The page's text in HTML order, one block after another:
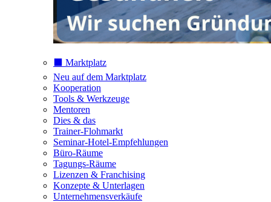
⬛️ Marktplatz
Neu auf dem Marktplatz
Kooperation
Tools & Werkzeuge
Mentoren
Dies & das
Trainer-Flohmarkt
Seminar-Hotel-Empfehlungen
Büro-Räume
Tagungs-Räume
Lizenzen & Franchising
Konzepte & Unterlagen
Unternehmensverkäufe